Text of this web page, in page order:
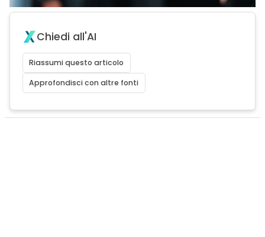
Chiedi all'AI
Riassumi questo articolo
Approfondisci con altre fonti